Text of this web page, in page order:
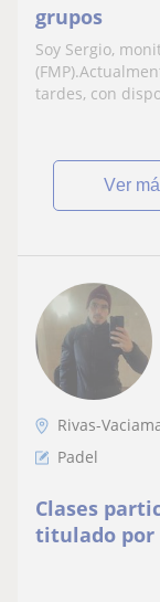
grupos
Soy Sergio,
tardes, con
ver
Rivas-
Padel
Clases
titulado por